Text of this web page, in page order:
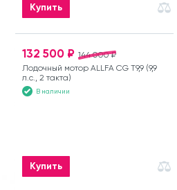
Купить
144 000 ₽
132 500 ₽
Лодочный мотор ALLFA CG T9,9 (9,9
л.с., 2 такта)
В наличии
Купить